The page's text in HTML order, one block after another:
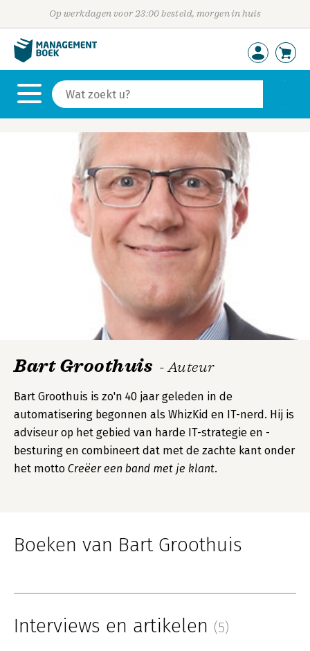
Op werkdagen voor 23:00 besteld, morgen in huis
Bart Groothuis - Auteur
Bart Groothuis is zo'n 40 jaar geleden in de
automatisering begonnen als WhizKid en IT-nerd. Hij is
adviseur op het gebied van harde IT-strategie en -
besturing en combineert dat met de zachte kant onder
het motto Creëer een band met je klant.
Boeken van Bart Groothuis
Interviews en artikelen (5)